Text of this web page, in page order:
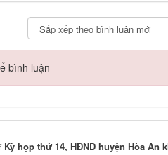
bình luận
họp thứ 14, HĐND huyện Hòa An